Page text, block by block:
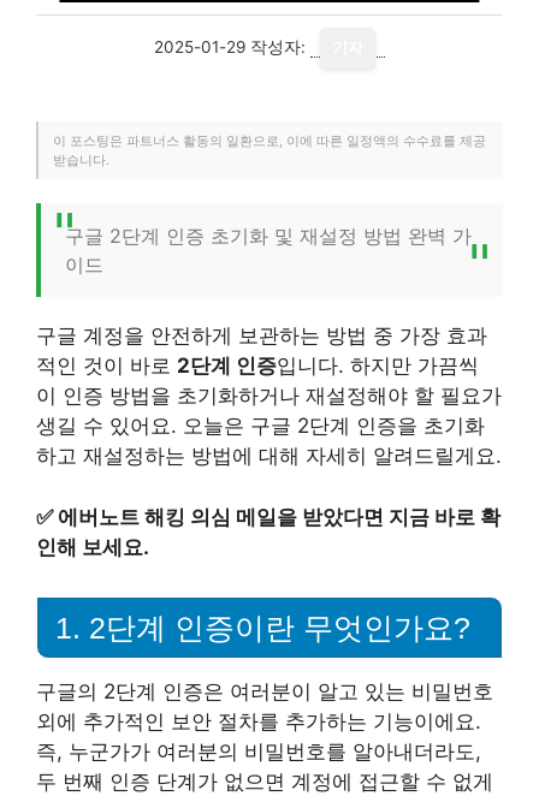
2025-01-29 작성자:
이 포스팅은 파트너스 활동의 일환으로, 이에 따른 일정액의 수수료를 제공
받습니다.
구글 2단계 인증 초기화 및 재설정 방법 완벽 가
이드
구글 계정을 안전하게 보관하는 방법 중 가장 효과
적인 것이 바로 2단계 인증입니다. 하지만 가끔씩
이 인증 방법을 초기화하거나 재설정해야 할 필요가
생길 수 있어요. 오늘은 구글 2단계 인증을 초기화
하고 재설정하는 방법에 대해 자세히 알려드릴게요.
✅ 에버노트 해킹 의심 메일을 받았다면 지금 바로 확
인해 보세요.
1. 2단계 인증이란 무엇인가요?
구글의 2단계 인증은 여러분이 알고 있는 비밀번호
외에 추가적인 보안 절차를 추가하는 기능이에요.
즉, 누군가가 여러분의 비밀번호를 알아내더라도,
두 번째 인증 단계가 없으면 계정에 접근할 수 없게